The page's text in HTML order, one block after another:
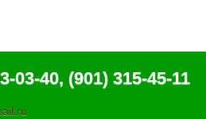
03-40, (901) 315-45-11